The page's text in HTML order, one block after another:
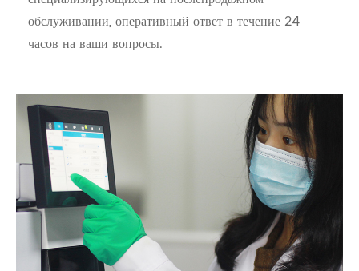
обслуживании, оперативный ответ в течение 24
часов на ваши вопросы.